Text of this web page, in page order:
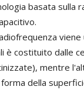
basata sulla
costituito dalle
mentre
della